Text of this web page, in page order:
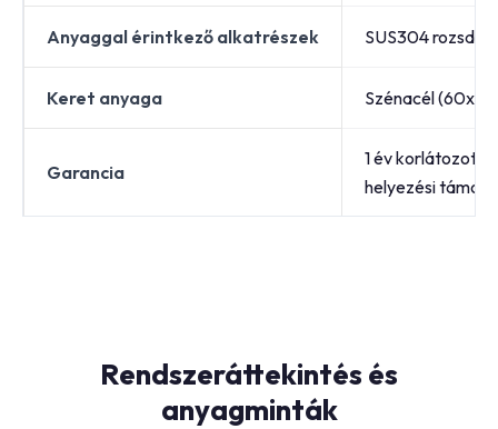
Anyaggal érintkező alkatrészek SUS304
Keret anyaga Szénacél
Garancia
1 év korlátozott
helyezési
Rendszeráttekintés és
anyagminták